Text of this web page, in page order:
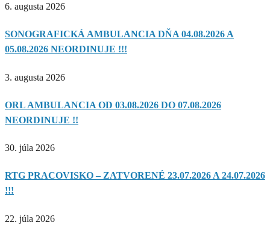
6. augusta 2026
SONOGRAFICKÁ AMBULANCIA DŇA 04.08.2026 A
05.08.2026 NEORDINUJE !!!
3. augusta 2026
ORL AMBULANCIA OD 03.08.2026 DO 07.08.2026
NEORDINUJE !!
30. júla 2026
RTG PRACOVISKO – ZATVORENÉ 23.07.2026 A 24.07.2026
!!!
22. júla 2026